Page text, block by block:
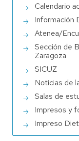
Calendario
Información
Atenea/
Sección de
Zaragoza
SICUZ
Noticias de
Salas de
Impresos y
Impreso